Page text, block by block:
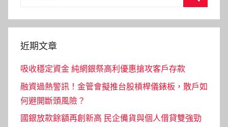
近期文章
吸收穩定資金 純網銀祭高利優惠搶攻客戶存款
融資過熱警訊！金管會擬推台股槓桿儀錶板，散戶如
何避開斷頭風險？
國銀放款餘額再創新高 民企備貨與個人借貸雙強勁